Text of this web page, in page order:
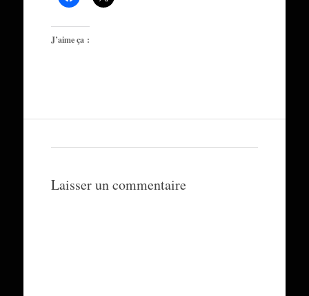
J’aime ça :
Laisser un commentaire